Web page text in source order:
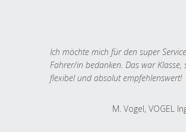
Ich möchte mich für den super
Fahrer/in bedanken. Das war Klasse,
flexibel und absolut empfehlenswert!
M. Vogel, VOGEL